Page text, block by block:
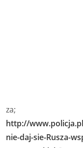
za;
http://
nie-daj-sie-Rusza-